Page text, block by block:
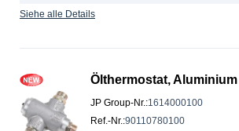
Siehe alle Details
Ölthermostat, Aluminium
JP Group-Nr.:1614000100
Ref.-Nr.:90110780100